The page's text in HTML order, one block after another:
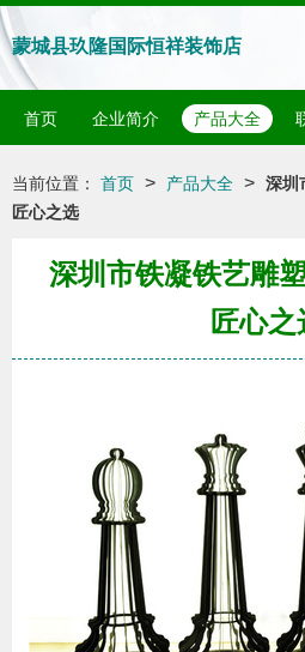
蒙城县玖隆国际恒祥装饰店
首页 企业简介 产品大全
当前位置： 首页 > 产品大全 > 深圳
匠心之选
深圳市铁凝铁艺雕
匠心之